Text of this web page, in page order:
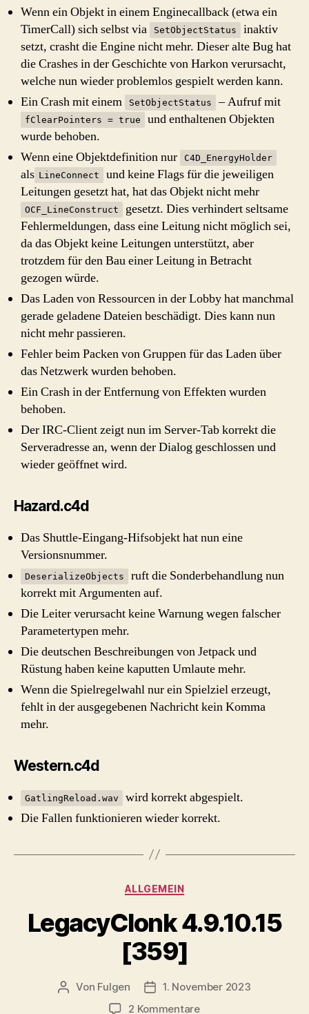
Wenn ein Objekt in einem Enginecallback (etwa ein
TimerCall) sich selbst via
SetObjectStatus
inaktiv
setzt, crasht die Engine nicht mehr. Dieser alte Bug hat
die Crashes in der Geschichte von Harkon verursacht,
welche nun wieder problemlos gespielt werden kann.
Ein Crash mit einem
SetObjectStatus – Aufruf mit
fClearPointers = true
und enthaltenen Objekten
wurde behoben.
Wenn eine Objektdefinition nur
C4D_EnergyHolder
als LineConnect
und keine Flags für die jeweiligen
Leitungen gesetzt hat, hat das Objekt nicht mehr
OCF_LineConstruct
gesetzt. Dies verhindert seltsame
Fehlermeldungen, dass eine Leitung nicht möglich sei,
da das Objekt keine Leitungen unterstützt, aber
trotzdem für den Bau einer Leitung in Betracht
gezogen würde.
Das Laden von Ressourcen in der Lobby hat manchmal
gerade geladene Dateien beschädigt. Dies kann nun
nicht mehr passieren.
Fehler beim Packen von Gruppen für das Laden über
das Netzwerk wurden behoben.
Ein Crash in der Entfernung von Effekten wurden
behoben.
Der IRC-Client zeigt nun im Server-Tab korrekt die
Serveradresse an, wenn der Dialog geschlossen und
wieder geöffnet wird.
Hazard.c4d
Das Shuttle-Eingang-Hifsobjekt hat nun eine
Versionsnummer.
DeserializeObjects
ruft die Sonderbehandlung nun
korrekt mit Argumenten auf.
Die Leiter verursacht keine Warnung wegen falscher
Parametertypen mehr.
Die deutschen Beschreibungen von Jetpack und
Rüstung haben keine kaputten Umlaute mehr.
Wenn die Spielregelwahl nur ein Spielziel erzeugt,
fehlt in der ausgegebenen Nachricht kein Komma
mehr.
Western.c4d
GatlingReload.wav
wird korrekt abgespielt.
Die Fallen funktionieren wieder korrekt.
Kategorien
ALLGEMEIN
LegacyClonk 4.9.10.15
[359]
Beitragsautor
Von Fulgen Beitragsdatum
1. November 2023
2 Kommentarezu